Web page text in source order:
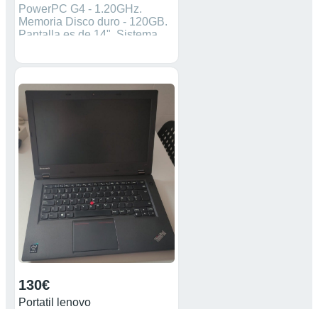
PowerPC G4 - 1.20GHz.
Memoria Disco duro - 120GB.
Pantalla es de 14". Sistema
reseteado. Batería tiene buena
cargador. Se puede venir a ver
y probar el portatil sin
compromiso. Todos los
portátiles de la nuestra tienda
tienen la garantia.
130€
Portatil lenovo